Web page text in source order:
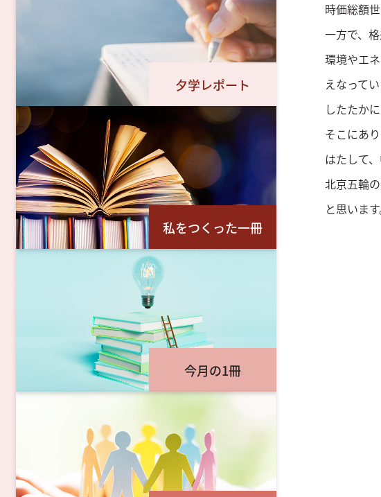
時価総額
一方で、
環境やエ
えなってい
したたか
そこにあり
はたして
北京五輪
と思います
夕学レポート
私をつくった一冊
今月の1冊